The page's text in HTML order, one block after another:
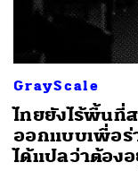
GrayScale
ไทยยังไร้พื้นที่
ออกแบบเพื่อร่
ได้แปลว่าต้อง